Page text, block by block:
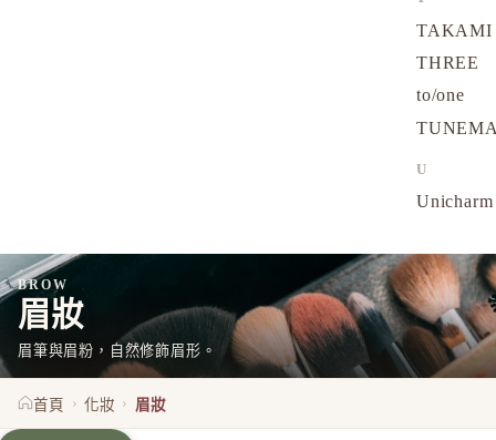
TAKAMI
THREE
to/one
U
BROW
眉妝
眉筆與眉粉，自然修飾眉形。
首頁 › 化妝 › 眉妝